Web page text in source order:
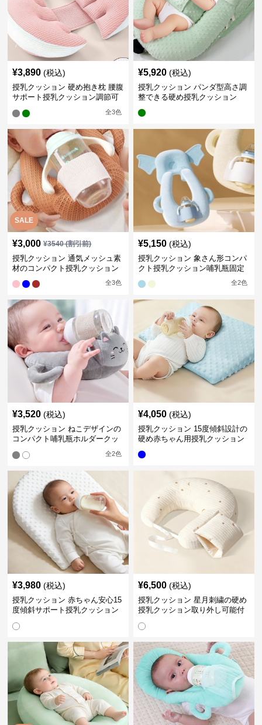
¥3,890 (税込)
授乳クッション 硬め抱き枕 腰腹
サポート授乳クッション調節可
全3色
¥5,920 (税込)
授乳クッション パンダ型高さ調
整できる硬め授乳クッション
SALE
¥3,000 ¥3540(割引前)
授乳クッション 通気メッシュ素
材のコンパクト授乳クッション
全3色
¥5,150 (税込)
授乳クッション 象さん形コンパ
クト授乳クッション哺乳瓶固定
全2色
¥3,520 (税込)
授乳クッション ねこデザインの
コンパクト哺乳瓶ホルダークッ
全2色
¥4,050 (税込)
授乳クッション 15度傾斜設計の
硬め赤ちゃん用授乳クッション
¥3,980 (税込)
授乳クッション 赤ちゃん安心15
度傾斜サポート授乳クッション
¥6,500 (税込)
授乳クッション 星月刺繍の硬め
授乳クッション取り外し可能付